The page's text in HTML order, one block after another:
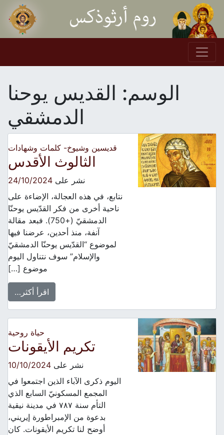
Skip to content
Main Navigation
الوسم:القديس يوحنا
الدمشقي
قديسين وشيوخ- كلمات وشهادات
الثالوث الأقدس
نشر على24/10/2024
نتابع، في هذه العجالة، الإضاءة على
ناحية أخرى من فكر القدّيس يوحنّا
الدمشقيّ (+750). فبعد مقالة
آنفة، منذ أحدين، عرضنا فيها
لموضوع “القدّيس يوحنّا الدمشقيّ
والإسلام” سوف نتناول اليوم
موضوع […]
اقرأ أكثر…
حياة روحية
تكريم الأيقونات
نشر على10/10/2024
اليوم ذكرى الآباء الذين اجتمعوا في
المجمع المسكونيّ السابع الذي
التأم سنة ٧٨٧ في مدينة نيقية
بدعوة من الإمبراطورة إيريني،
أوضح لنا تكريم الأيقونات. كان